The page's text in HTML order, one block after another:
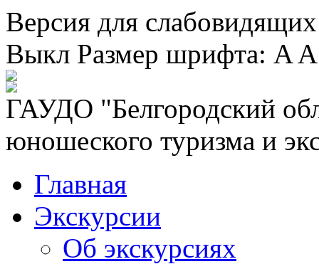
Версия для
Выкл Размер шрифта: A A
ГАУДО "Белгородский
юношеского туризма и
Главная
Экскурсии
Об экскурсиях